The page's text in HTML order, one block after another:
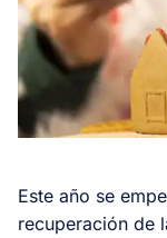
Este año se
recuperación de